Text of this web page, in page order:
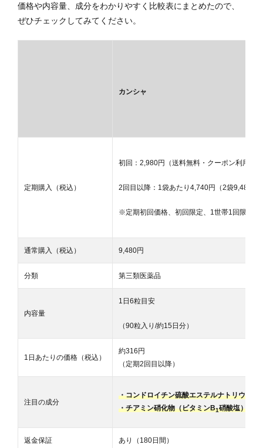
価格や内容量、成分をわかりやすく比較表にまとめたので、
ぜひチェックしてみてください。
カンシャ
定期購入 （税込）
初回：2,980円（送料無料・クーポン利用）
2回目以降：1袋あたり4,740円（2袋9,480円
※定期初回価格、初回限定、1世帯1回限り
通常購入（税込） 9,480円
分類 第三類医薬品
内容量
1日6粒目安
（90粒入り/約15日分）
1日あたりの価格（税込）
約316 円
（定期2回目以降）
注目の成分
・コンドロイチン硫酸エステルナトリウム（
・チアミン硝化物（ビタミンB1硝酸塩）（有
返金保証 あり（180日間）